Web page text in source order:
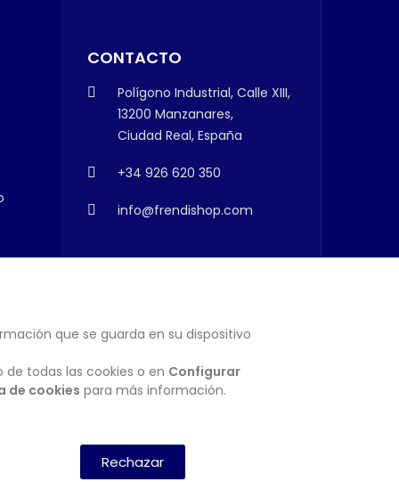
CONTACTO
Polígono Industrial, Calle XIII,
13200 Manzanares,
Ciudad Real, España
+34 926 620 350
info@frendishop.com
SUSCRIBIRSE
que se guarda en su dispositivo
todas las cookies o en Configurar
de cookies para más información.
Rechazar